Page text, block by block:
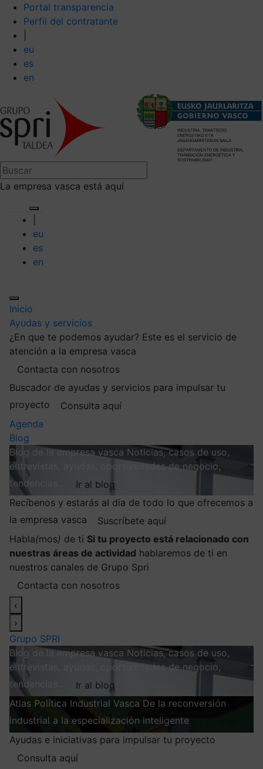
Portal transparencia
Perfil del contratante
eu
es
en
La empresa vasca está aquí
eu
es
en
Inicio
Ayudas y servicios
¿En que te podemos ayudar? Este es el servicio de
atención a la empresa vasca
Contacta con nosotros
Buscador de ayudas y servicios para impulsar tu
proyecto
Consulta aquí
Agenda
Blog
Blog de la empresa vasca Noticias, casos de uso,
entrevistas, ayudas, oportunidades de negocio,
tendencias…
Ir al blog
Recíbenos y estarás al día de todo lo que ofrecemos a
la empresa vasca
Suscríbete aquí
Habla(mos) de ti Si tu proyecto está relacionado con
nuestras áreas de actividad hablaremos de ti en
nuestros canales de Grupo Spri
Contacta con nosotros
‹
›
Grupo SPRI
Blog de la empresa vasca Noticias, casos de uso,
entrevistas, ayudas, oportunidades de negocio,
tendencias…
Ir al blog
Atlas Política Industrial Vasca De la reconversión
industrial a la especialización inteligente
Ayudas e iniciativas para impulsar tu proyecto
Consulta aquí